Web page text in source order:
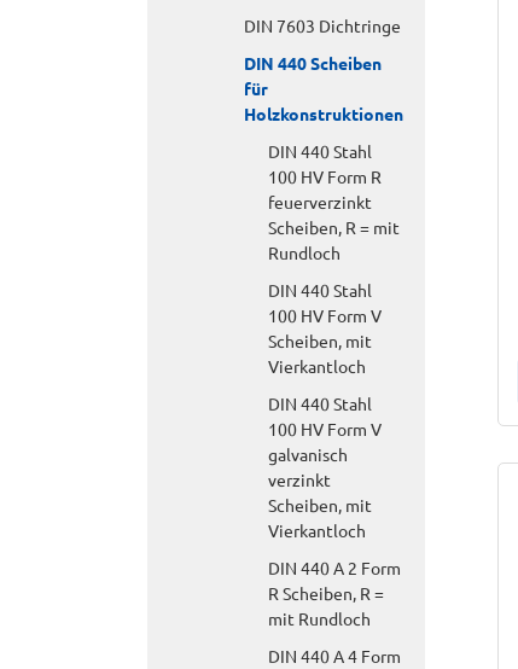
DIN 7603 Dichtringe
DIN 440 Scheiben
für
Holzkonstruktionen
DIN 440 Stahl
100 HV Form R
feuerverzinkt
Scheiben, R = mit
Rundloch
DIN 440 Stahl
100 HV Form V
Scheiben, mit
Vierkantloch
DIN 440 Stahl
100 HV Form V
galvanisch
verzinkt
Scheiben, mit
Vierkantloch
DIN 440 A 2 Form
R Scheiben, R =
mit Rundloch
DIN 440 A 4 Form